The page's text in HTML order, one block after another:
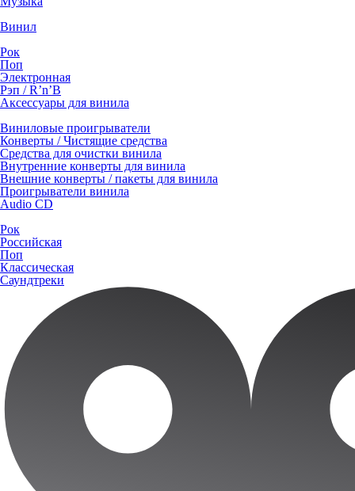
Винил
Рок
Поп
Электронная
Рэп / R’n’B
Аксессуары для винила
Виниловые проигрыватели
Конверты / Чистящие средства
Средства для очистки винила
Внутренние конверты для винила
Внешние конверты / пакеты для винила
Проигрыватели винила
Audio CD
Рок
Российская
Поп
Классическая
Саундтреки